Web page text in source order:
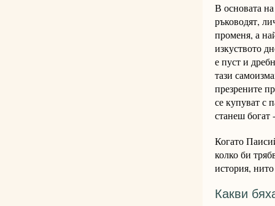
В основата
ръководят,
променя, а
изкуството
е пуст и
тази
презрените
се купуват с
станеш богат
Когато
колко би
история,
Какви